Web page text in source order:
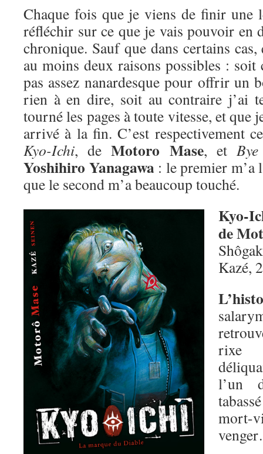
Chaque fois que je viens de finir une
réfléchir sur ce que je vais pouvoir en
chronique. Sauf que dans certains
au moins deux raisons possibles : soit
pas assez nanardesque pour offrir un
rien à en dire, soit au contraire j’ai
tourné les pages à toute vitesse, et que
arrivé à la fin. C’est respectivement
Kyo-Ichi, deMotoro Mase, et
Yoshihiro Yanagawa: le premier m’a
que le second m’a beaucoup touché.
Kyo-
de
Kazé,
rixe
l’un